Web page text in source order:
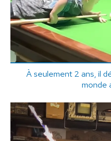
À seulement 2 ans, il
monde